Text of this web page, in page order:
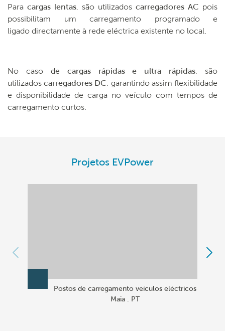
Para cargas lentas, são utilizados carregadores AC pois
possibilitam um carregamento programado e
ligado directamente à rede eléctrica existente no local.
No caso de cargas rápidas e ultra rápidas, são
utilizadoscarregadores DC, garantindo assim flexibilidade
e disponibilidade de carga no veículo com tempos de
carregamento curtos.
Projetos EVPower
Postos de carregamento veículos eléctricos
Maia . PT